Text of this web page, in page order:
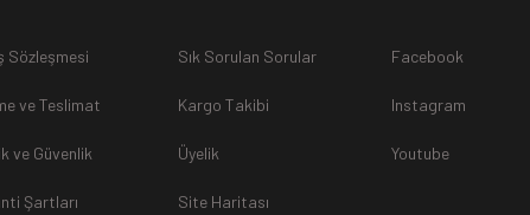
tarafımıza ulaştırılması zorunludur. Aksi halde gönderileriniz
Sözleşmesi
ve Teslimat
ve Güvenlik
Şartları
Sık Sorulan Sorular
Kargo Takibi
Üyelik
Site Haritası
Facebook
Instagram
Youtube